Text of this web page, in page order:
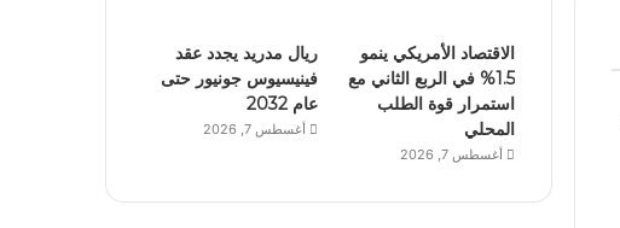
الاقتصاد الأمريكي ينمو
1.5% في الربع الثاني مع
استمرار قوة الطلب
المحلي
أغسطس 7, 2026
ريال مدريد يجدد عقد
فينيسيوس جونيور حتى
عام 2032
أغسطس 7, 2026